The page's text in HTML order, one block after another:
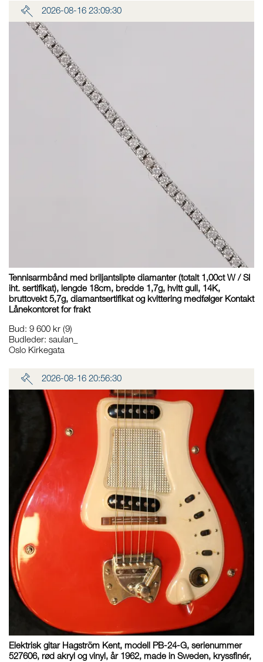
2026-08-16 23:09:30
Tennisarmbånd med briljantslipte diamanter (totalt 1,00ct W / SI
iht. sertifikat), lengde 18cm, bredde 1,7g, hvitt gull, 14K,
bruttovekt 5,7g, diamantsertifikat og kvittering medfølger Kontakt
Lånekontoret for frakt
Bud: 9 600 kr (9)
Budleder: saulan_
Oslo Kirkegata
2026-08-16 20:56:30
Elektrisk gitar Hagström Kent, modell PB-24-G, serienummer
527606, rød akryl og vinyl, år 1962, made in Sweden, kryssfinér,